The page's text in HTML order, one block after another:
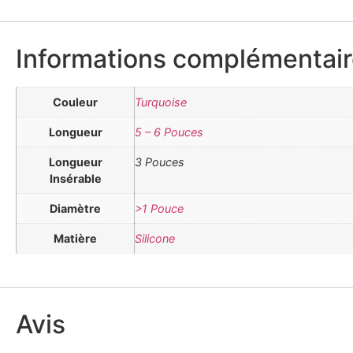
Informations
Couleur Turquoise
Longueur 5 – 6 Pouces
Longueur
Insérable
3 Pouces
Diamètre >1 Pouce
Matière Silicone
Avis